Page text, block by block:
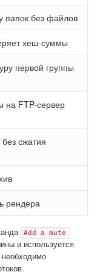
папок без файлов
хеш-суммы
первой группы
на FTP-сервер
сжатия
рендера
Add a mute
и используется
необходимо